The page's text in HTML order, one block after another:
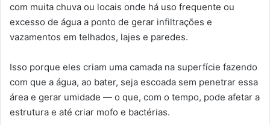
com muita chuva ou locais onde há uso frequente ou
excesso de água a ponto de gerar infiltrações e
vazamentos em telhados, lajes e paredes.
Isso porque eles criam uma camada na superfície fazendo
com que a água, ao bater, seja escoada sem penetrar essa
área e gerar umidade — o que, com o tempo, pode afetar a
estrutura e até criar mofo e bactérias.